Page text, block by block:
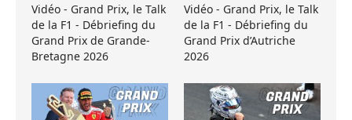
Vidéo - Grand Prix, le Talk
de la F1 - Débriefing du
Grand Prix de Grande-
Bretagne 2026
Vidéo - Grand Prix, le Talk
de la F1 - Débriefing du
Grand Prix d’Autriche
2026